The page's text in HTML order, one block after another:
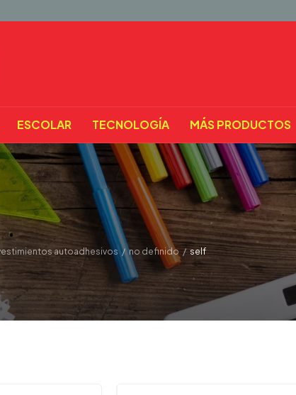
ESCOLAR TECNOLOGÍA MÁS PRODUCTOS
autoadhesivos / no definido / self